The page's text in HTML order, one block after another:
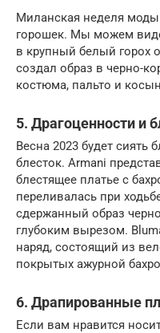
Миланская неделя
горошек. Мы можем
в крупный белый горох
создал образ в черно-
костюма, пальто и
5. Драгоценности и
Весна 2023 будет сиять
блесток. Armani
блестящее платье с
переливалась при
сдержанный образ
глубоким вырезом.
наряд, состоящий из
покрытых ажурной
6. Драпированные
Если вам нравится